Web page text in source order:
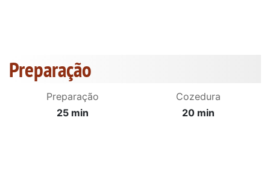
Preparação
Preparação
25 min
Cozedura
20 min